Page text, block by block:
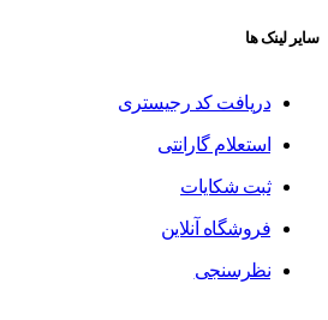
سایر لینک ها
دریافت کد رجیستری
استعلام گارانتی
ثبت شکایات
فروشگاه آنلاین
نظرسنجی